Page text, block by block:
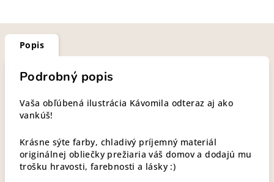
Popis
Podrobný popis
Vaša obľúbená ilustrácia Kávomila odteraz aj ako
vankúš!
Krásne sýte farby, chladivý príjemný materiál
originálnej obliečky prežiaria váš domov a dodajú mu
trošku hravosti, farebnosti a lásky :)